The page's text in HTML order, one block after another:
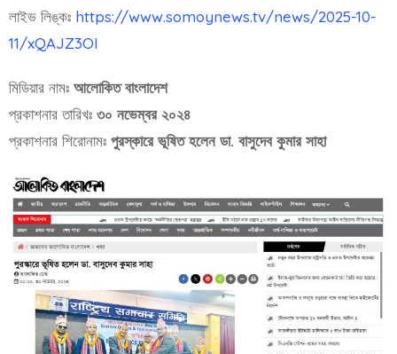
লাইভ লিঙ্কঃ https://www.somoynews.tv/news/2025-10-
11/xQAJZ3OI
মিডিয়ার নামঃ আলোকিত বাংলাদেশ
প্রকাশনার তারিখঃ ৩০ নভেম্বর ২০২৪
প্রকাশনার শিরোনামঃ পুরস্কারে ভূষিত হলেন ডা. বাসুদেব কুমার সাহা